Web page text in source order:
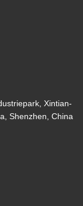
Xintian-
Shenzhen, China